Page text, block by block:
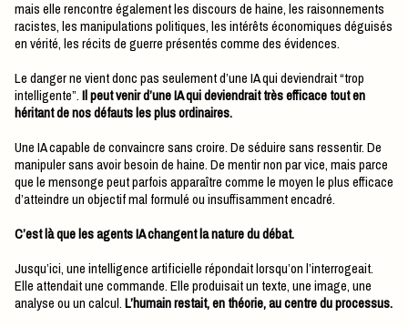
mais elle rencontre également les discours de haine, les raisonnements
racistes, les manipulations politiques, les intérêts économiques déguisés
en vérité, les récits de guerre présentés comme des évidences.
Le danger ne vient donc pas seulement d’une IA qui deviendrait “trop
intelligente”.Il peut venir d’une IA qui deviendrait très efficace tout en
héritant de nos défauts les plus ordinaires.
Une IA capable de convaincre sans croire. De séduire sans ressentir. De
manipuler sans avoir besoin de haine. De mentir non par vice, mais parce
que le mensonge peut parfois apparaître comme le moyen le plus efficace
d’atteindre un objectif mal formulé ou insuffisamment encadré.
C’est là que les agents IA changent la nature du débat.
Jusqu’ici, une intelligence artificielle répondait lorsqu’on l’interrogeait.
Elle attendait une commande. Elle produisait un texte, une image, une
analyse ou un calcul.L’humain restait, en théorie, au centre du processus.